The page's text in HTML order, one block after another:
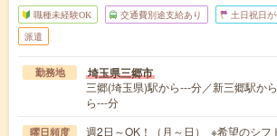
職種未経験OK 交通費別途支給あり 土日祝日が
派遣
勤務地 埼玉県三郷市
三郷(埼玉県)駅から---分／新三郷駅か
ら---分
曜日頻度
週2日～OK！（月～日） ※希望のシフ